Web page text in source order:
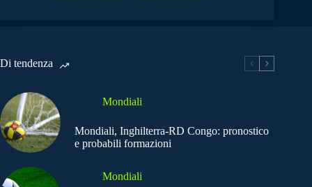
Di tendenza
Mondiali
Mondiali, Inghilterra-RD Congo: pronostico
e probabili formazioni
Mondiali